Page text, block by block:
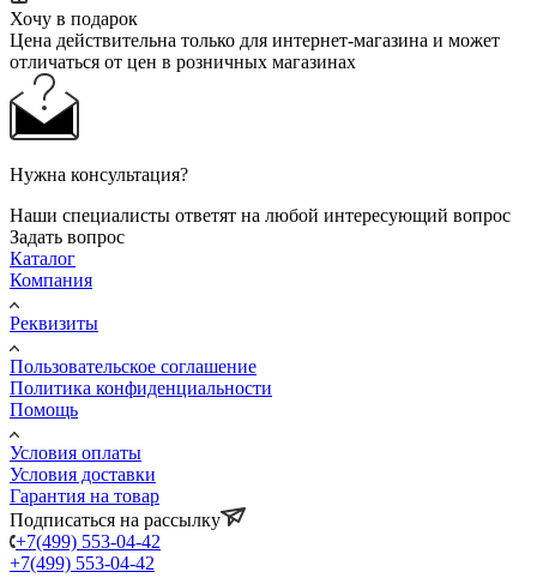
Хочу в подарок
Цена действительна только для интернет-магазина и может
отличаться от цен в розничных магазинах
Нужна консультация?
Наши специалисты ответят на любой интересующий вопрос
Задать вопрос
Каталог
Компания
Реквизиты
Пользовательское соглашение
Политика конфиденциальности
Помощь
Условия оплаты
Условия доставки
Гарантия на товар
Подписаться на рассылку
+7(499) 553-04-42
+7(499) 553-04-42